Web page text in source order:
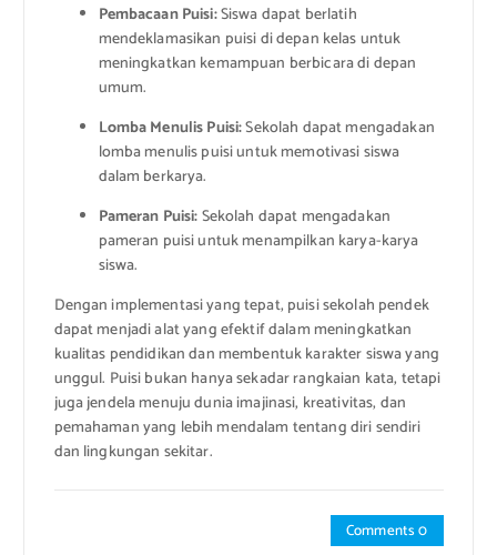
Pembacaan Puisi:Siswa dapat berlatih
mendeklamasikan puisi di depan kelas untuk
meningkatkan kemampuan berbicara di depan
umum.
Lomba Menulis Puisi:Sekolah dapat mengadakan
lomba menulis puisi untuk memotivasi siswa
dalam berkarya.
Pameran Puisi:Sekolah dapat mengadakan
pameran puisi untuk menampilkan karya-karya
siswa.
Dengan implementasi yang tepat, puisi sekolah pendek
dapat menjadi alat yang efektif dalam meningkatkan
kualitas pendidikan dan membentuk karakter siswa yang
unggul. Puisi bukan hanya sekadar rangkaian kata, tetapi
juga jendela menuju dunia imajinasi, kreativitas, dan
pemahaman yang lebih mendalam tentang diri sendiri
dan lingkungan sekitar.
Comments 0